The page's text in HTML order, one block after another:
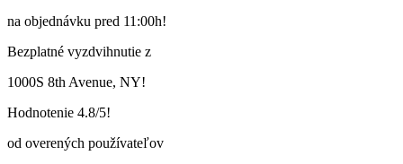
variantov.
si
vybrať
stránke
produktu
na objednávku pred 11:00h!
Bezplatné vyzdvihnutie z
1000S 8th Avenue, NY!
Hodnotenie 4.8/5!
od overených používateľov